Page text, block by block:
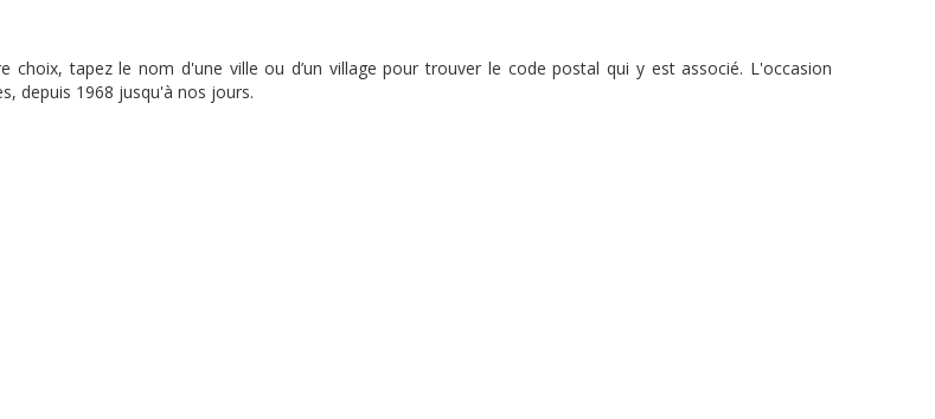
choix, tapez le nom d'une ville ou d’un village pour trouver le code postal qui y est associé. L'occasion
depuis 1968 jusqu'à nos jours.